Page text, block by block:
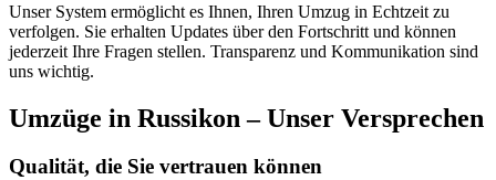
Unser System ermöglicht es Ihnen, Ihren Umzug in Echtzeit zu
verfolgen. Sie erhalten Updates über den Fortschritt und können
jederzeit Ihre Fragen stellen. Transparenz und Kommunikation sind
uns wichtig.
Umzüge in Russikon – Unser Versprechen
Qualität, die Sie vertrauen können